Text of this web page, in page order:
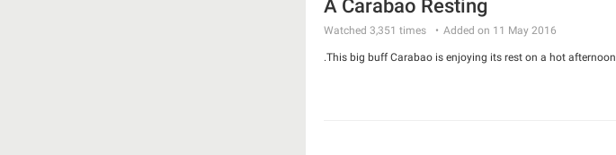
A Carabao Resting
Added on 11 May 2016
Watched 3,351 times
This big buff Carabao is enjoying its rest on a hot afternoon.